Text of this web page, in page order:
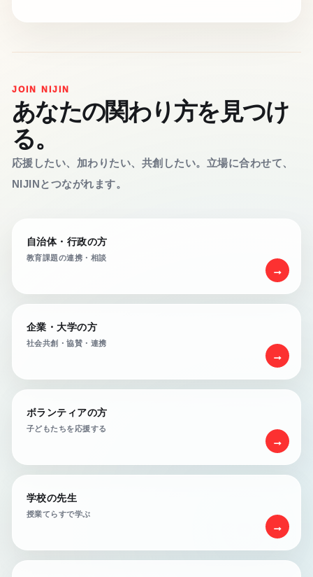
JOIN NIJIN
あなたの関わり方を見つけ
る。
応援したい、加わりたい、共創したい。立場に合わせて、
NIJINとつながれます。
自治体・行政の方
教育課題の連携・相談
→
企業・大学の方
社会共創・協賛・連携
→
ボランティアの方
子どもたちを応援する
→
学校の先生
授業てらすで学ぶ
→